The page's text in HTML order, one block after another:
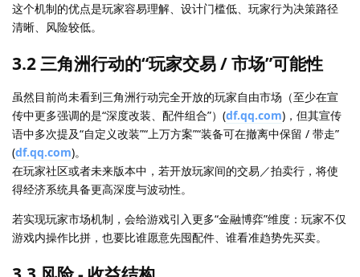
这个机制的优点是玩家容易理解、设计门槛低、玩家行为决策路径
清晰、风险较低。
3.2 三角洲行动的“玩家交易 / 市场”可能性
虽然目前尚未看到三角洲行动完全开放的玩家自由市场（至少在宣
传中更多强调的是“深度改装、配件组合”）(df.qq.com)，但其宣传
语中多次提及“自定义改装”“上万方案”“装备可在撤离中保留 / 带走”
(df.qq.com)。
在玩家社区或者未来版本中，若开放玩家间的交易／拍卖行，将使
得经济系统具备更高深度与波动性。
若实现玩家市场机制，会给游戏引入更多“金融博弈”维度：玩家不仅
游戏内操作比拼，也要比谁愿意先囤配件、谁看准趋势先买卖。